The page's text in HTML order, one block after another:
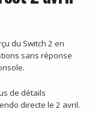
du Switch 2 en
sans réponse
de détails
directe le 2 avril.